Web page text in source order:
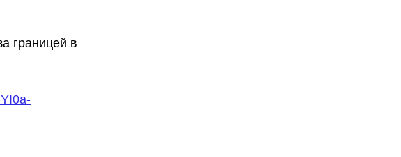
границей в